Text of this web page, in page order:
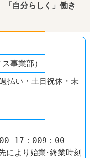
「自分らしく」働き
事業部）
払い・土日祝休・未
00-17：009：00-
より始業･終業時刻